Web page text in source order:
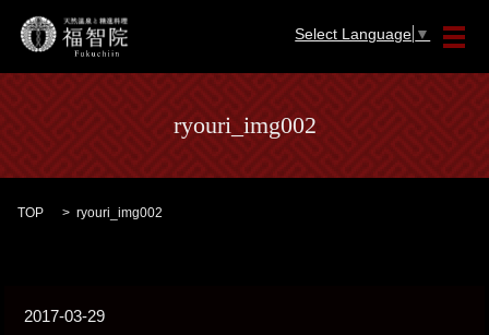
メ
Select Language ▼
ryouri_img002
TOP ryouri_img002
2017-03-29